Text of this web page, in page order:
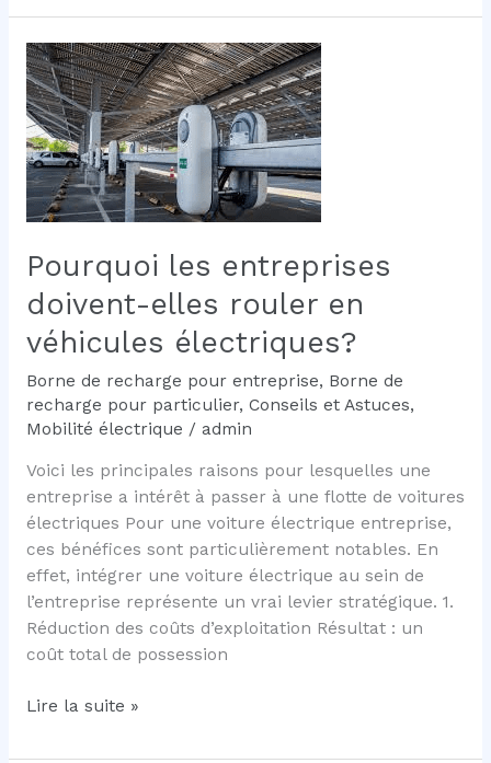
recharge
22KW
triphasée.
Pourquoi les entreprises
doivent-elles rouler en
véhicules électriques?
Borne de recharge pour entreprise, Borne de
recharge pour particulier, Conseils et Astuces,
Mobilité électrique / admin
Voici les principales raisons pour lesquelles une
entreprise a intérêt à passer à une flotte de voitures
électriques Pour une voiture électrique entreprise,
ces bénéfices sont particulièrement notables. En
effet, intégrer une voiture électrique au sein de
l’entreprise représente un vrai levier stratégique. 1.
Réduction des coûts d’exploitation Résultat : un
coût total de possession
Pourquoi
entreprises
Lire la suite »